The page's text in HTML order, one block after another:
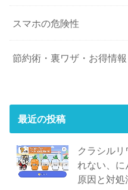
スマホの危険性
節約術・裏ワザ・お得情報
最近の投稿
クラシル
れない、に
原因と対処